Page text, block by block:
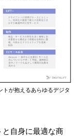
が抱えるあらゆるデジタ
自身に最適な商